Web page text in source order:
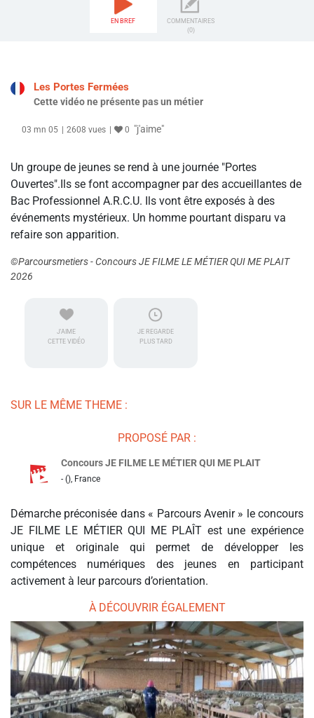
EN BREF
COMMENTAIRES
(0)
Les Portes Fermées
Cette vidéo ne présente pas un métier
03 mn 05 2608 vues 0 "j'aime"
Un groupe de jeunes se rend à une journée "Portes
Ouvertes".Ils se font accompagner par des accueillantes de
Bac Professionnel A.R.C.U. Ils vont être exposés à des
événements mystérieux. Un homme pourtant disparu va
refaire son apparition.
©Parcoursmetiers - Concours JE FILME LE MÉTIER QUI ME PLAIT
2026
J'AIME
CETTE VIDÉO
JE REGARDE
PLUS TARD
SUR LE MÊME THEME :
PROPOSÉ PAR :
Concours JE FILME LE MÉTIER QUI ME PLAIT
- (), France
Démarche préconisée dans « Parcours Avenir » le concours
JE FILME LE MÉTIER QUI ME PLAÎT est une expérience
unique et originale qui permet de développer les
compétences numériques des jeunes en participant
activement à leur parcours d’orientation.
À DÉCOUVRIR ÉGALEMENT